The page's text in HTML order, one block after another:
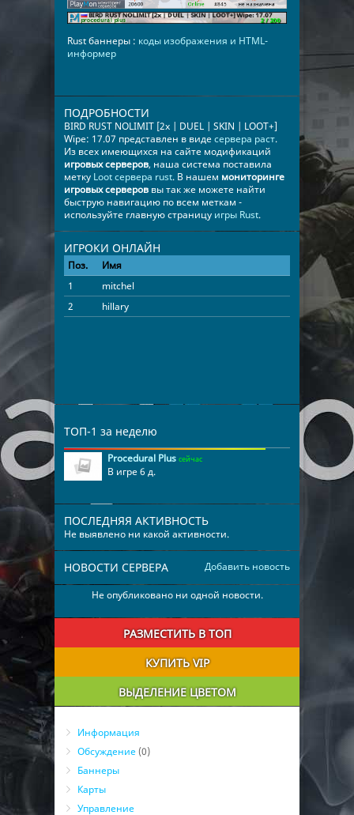
Rust баннеры : коды изображения и HTML-
информер
ПОДРОБНОСТИ
BIRD RUST NOLIMIT [2x | DUEL | SKIN | LOOT+]
Wipe: 17.07 представлен в видесервера раст.
Из всех имеющихся на сайте модификаций
игровых серверов, наша система поставила
метку Loot сервера rust. В нашем мониторинге
игровых серверов вы так же можете найти
быструю навигацию по всем меткам -
используйте главную страницу игры Rust.
ИГРОКИ ОНЛАЙН
Поз. Имя
Время
1
mitchel
2
hillary 00:28:09
ТОП-1 за неделю
Procedural Plus сейчас
В игре 6 д.
ПОСЛЕДНЯЯ АКТИВНОСТЬ
Не выявлено ни какой активности.
Добавить новость
НОВОСТИ СЕРВЕРА
Не опубликовано ни одной новости.
РАЗМЕСТИТЬ В ТОП
КУПИТЬ VIP
ВЫДЕЛЕНИЕ ЦВЕТОМ
Информация
Обсуждение (0)
Баннеры
Карты
Управление